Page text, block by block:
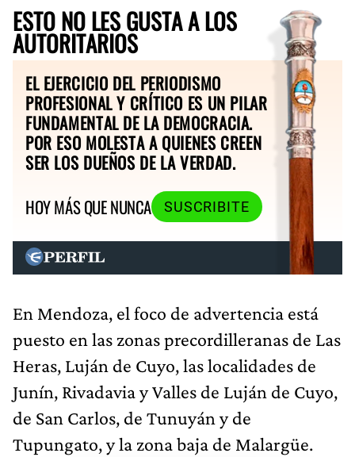
ESTO NO LES GUSTA A LOS
AUTORITARIOS
EL EJERCICIO DEL PERIODISMO
PROFESIONAL Y CRÍTICO ES UN PILAR
FUNDAMENTAL DE LA DEMOCRACIA.
POR ESO MOLESTA A QUIENES CREEN
SER LOS DUEÑOS DE LA VERDAD.
HOY MÁS QUE NUNCA
SUSCRIBITE
En Mendoza, el foco de advertencia está
puesto en las zonas precordilleranas de Las
Heras, Luján de Cuyo, las localidades de
Junín, Rivadavia y Valles de Luján de Cuyo,
de San Carlos, de Tunuyán y de
Tupungato, y la zona baja de Malargüe.